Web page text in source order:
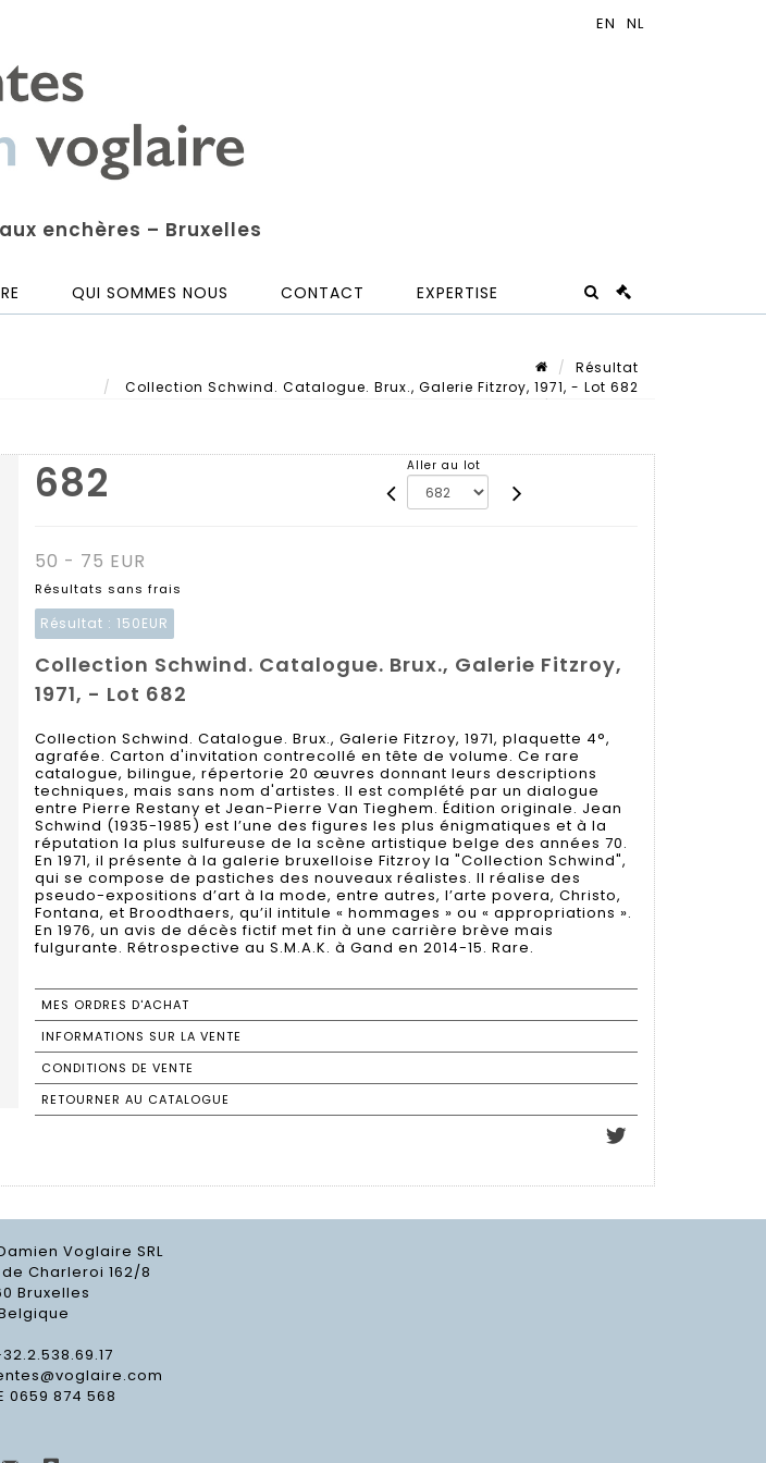
enchères – Bruxelles
QUI SOMMES NOUS CONTACT EXPERTISE
Résultat
Collection Schwind. Catalogue. Brux., Galerie Fitzroy, 1971, - Lot 682
682 Aller au lot
50 - 75 EUR
Résultats sans frais
Résultat : 150EUR
Collection Schwind. Catalogue. Brux., Galerie Fitzroy,
1971, - Lot 682
Collection Schwind. Catalogue. Brux., Galerie Fitzroy, 1971, plaquette 4°,
agrafée. Carton d'invitation contrecollé en tête de volume. Ce rare
catalogue, bilingue, répertorie 20 œuvres donnant leurs descriptions
techniques, mais sans nom d'artistes. Il est complété par un dialogue
entre Pierre Restany et Jean-Pierre Van Tieghem. Édition originale. Jean
Schwind (1935-1985) est l’une des figures les plus énigmatiques et à la
réputation la plus sulfureuse de la scène artistique belge des années 70.
En 1971, il présente à la galerie bruxelloise Fitzroy la "Collection Schwind",
qui se compose de pastiches des nouveaux réalistes. Il réalise des
pseudo-expositions d’art à la mode, entre autres, l’arte povera, Christo,
Fontana, et Broodthaers, qu’il intitule « hommages » ou « appropriations ».
En 1976, un avis de décès fictif met fin à une carrière brève mais
fulgurante. Rétrospective au S.M.A.K. à Gand en 2014-15. Rare.
MES ORDRES D'ACHAT
INFORMATIONS SUR LA VENTE
CONDITIONS DE VENTE
RETOURNER AU CATALOGUE
Voglaire SRL
Charleroi 162/8
Bruxelles
0659 874 568